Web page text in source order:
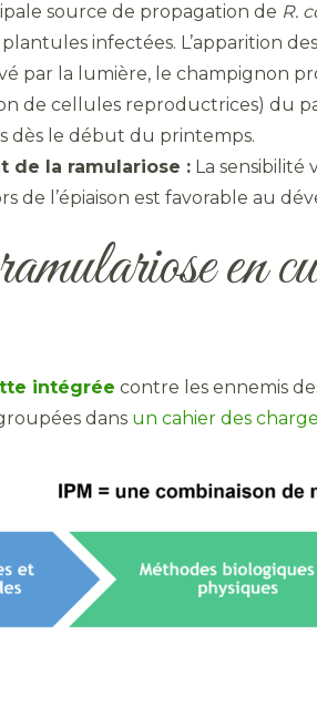
source de propagation de R.
infectées. L’apparition
par la lumière, le
de cellules reproductrices) du
dès le début du printemps.
de la ramulariose : La
de l’épiaison est favorable au
en
intégrée contre les ennemis
dans un cahier des